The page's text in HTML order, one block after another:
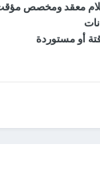
معقد ومخصص مؤقت
أو مستوردة